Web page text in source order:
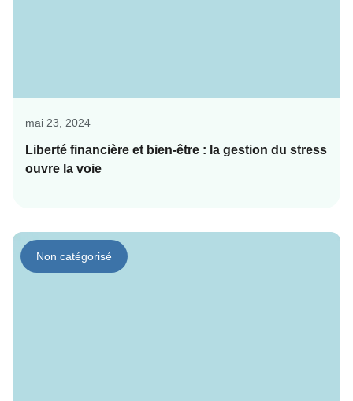
mai 23, 2024
Liberté financière et bien-être : la gestion du stress
ouvre la voie
Non catégorisé